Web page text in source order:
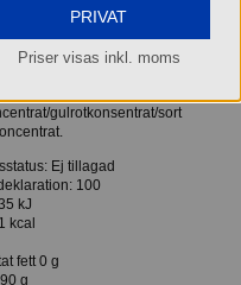
maisstivelse,
medel/midler
eplesyre/æblesyre, natriumcitrater),
gulrotkonsentrat/sort
Ej tillagad
100
kJ
kcal
fett 0 g
g
PRIVAT
Priser visas inkl. moms